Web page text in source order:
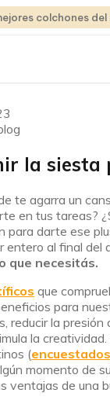
colchones del
la siesta
te agarra un
en tus tareas?
para darte ese
entero al final del
que necesitás.
que
para
reducir la presión
la creatividad.
(
momento de
ventajas de una